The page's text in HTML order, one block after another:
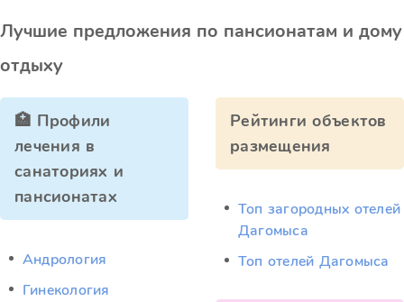
Лучшие предложения по пансионатам и дому
отдыху
🏥 Профили
лечения в
санаториях и
пансионатах
Андрология
Гинекология
Рейтинги объектов
размещения
Топ загородных отелей
Дагомыса
Топ отелей Дагомыса